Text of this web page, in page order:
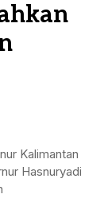
Kalimantan
Hasnuryadi